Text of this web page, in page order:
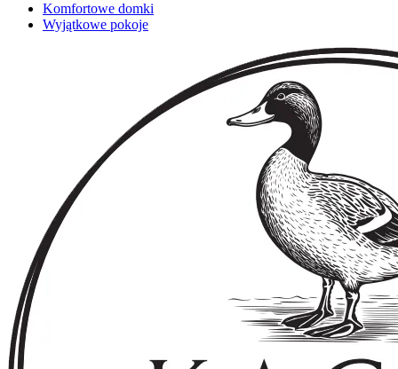
Komfortowe domki
Wyjątkowe pokoje